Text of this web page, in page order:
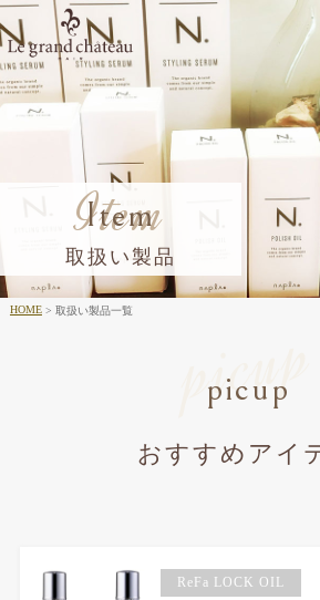
Item
Item
取扱い製品
HOME 取扱い製品一覧
picup
picup
おすすめアイ
ReFa LOCK OIL